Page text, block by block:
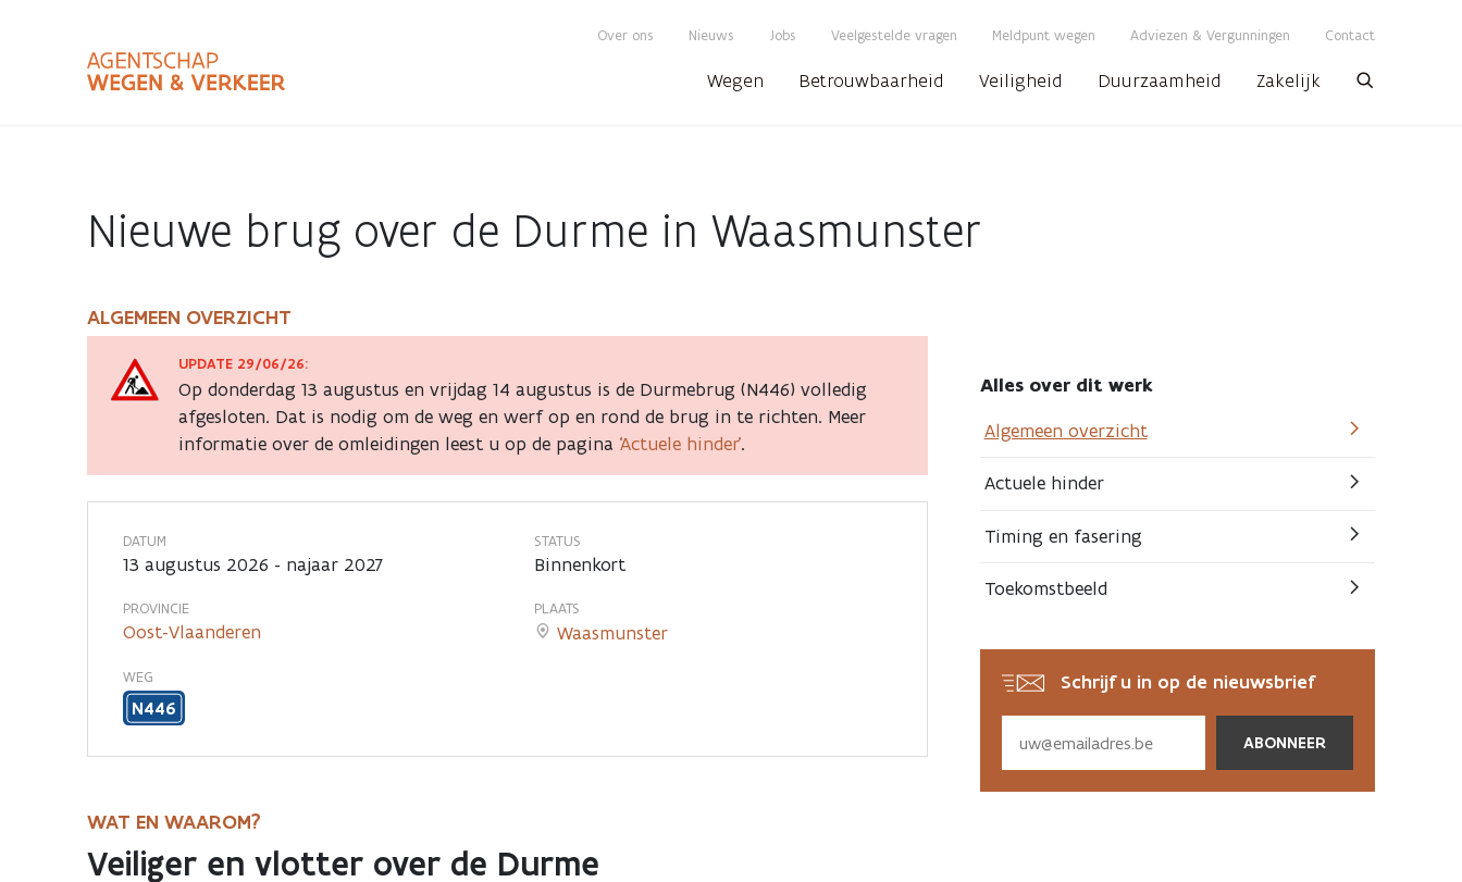
Over ons Nieuws Jobs Veelgestelde vragen Meldpunt wegen Adviezen & Vergunningen Contact
Wegen Betrouwbaarheid Veiligheid Duurzaamheid Zakelijk
Zoekbalk
Nieuwe brug over de Durme in Waasmunster
Nieuwe
brug
de
Durme
in
Waasmunster
ALGEMEEN OVERZICHT
UPDATE 29/06/26:
Op donderdag 13 augustus en vrijdag 14 augustus is de Durmebrug (N446) volledig
afgesloten. Dat is nodig om de weg en werf op en rond de brug in te richten. Meer
informatie over de omleidingen leest u op de pagina ‘Actuele hinder’.
DATUM
13 augustus 2026 - najaar 2027
STATUS
Binnenkort
PROVINCIE
Oost-Vlaanderen
PLAATS
Waasmunster
WEG
N446
WAT EN WAAROM?
Veiliger en vlotter over de Durme
Alles over dit werk
Algemeen overzicht
Actuele hinder
Timing en fasering
Toekomstbeeld
Schrijf u in op de nieuwsbrief
via
email